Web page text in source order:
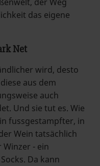
das eigene
Net
wird, desto
aus dem
auch
Und sie tut es. Wie
fussgestampfter, in
Wein tatsächlich
- ein
Da kann